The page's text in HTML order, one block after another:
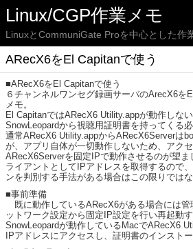
Linux/CGP作業メモ
LinuxとCommuniGate Proを中心とした作
ARecX6をEl Capitanで使う
■ARecX6をEl Capitanで使う
６チャンネルワンセグ録画サーバのArecX6を
メモ。
El CapitanではARecX6 Utility.appが動作しな
SnowLeopardから視聴用証明書を持ってくる必
通常ARecX6 Utility.appからARecX6Serverは
が、アプリ自体が一切動作しないため、アク
ARecX6Serverを固定IPで動作させるのが望ま
ライアントとしてIPアドレスを取得するので
ンを判別する手法がある場合はこの限りではな
■事前準備
既に動作しているARecX6がある場合には管
ットワーク設定から固定IP設定を行い再起動
SnowLeopardが動作しているMacでARecX6
IPアドレスにアクセスし、証明書のインストー